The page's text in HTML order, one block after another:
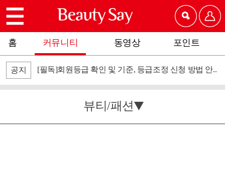
홈 커뮤니티 동영상 포인트
공지 [필독]회원등급 확인 및 기준, 등급조정 신청 방법 안..
뷰티/패션